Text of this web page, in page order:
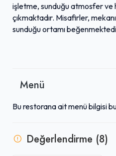
işletme, sunduğu atmosfer
çıkmaktadır. Misafirler,
sunduğu ortamı
şekilde karşılandıkları ve
misafirlerine keyifli ve tatmin
Menü
Bu restorana ait menü bilgisi
Değerlendirme (8)